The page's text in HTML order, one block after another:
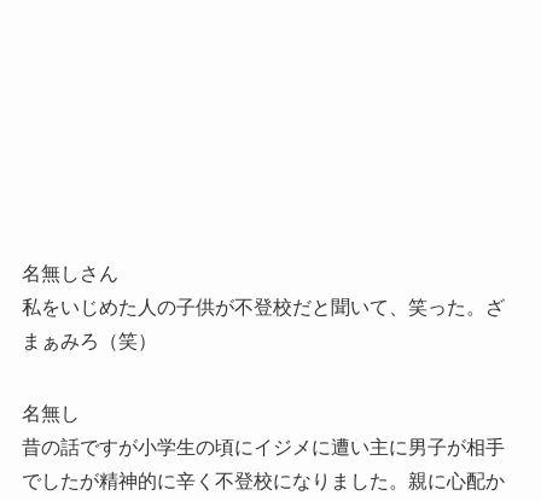
名無しさん
私をいじめた人の子供が不登校だと聞いて、笑った。ざ
まぁみろ（笑）
名無し
昔の話ですが小学生の頃にイジメに遭い主に男子が相手
でしたが精神的に辛く不登校になりました。親に心配か